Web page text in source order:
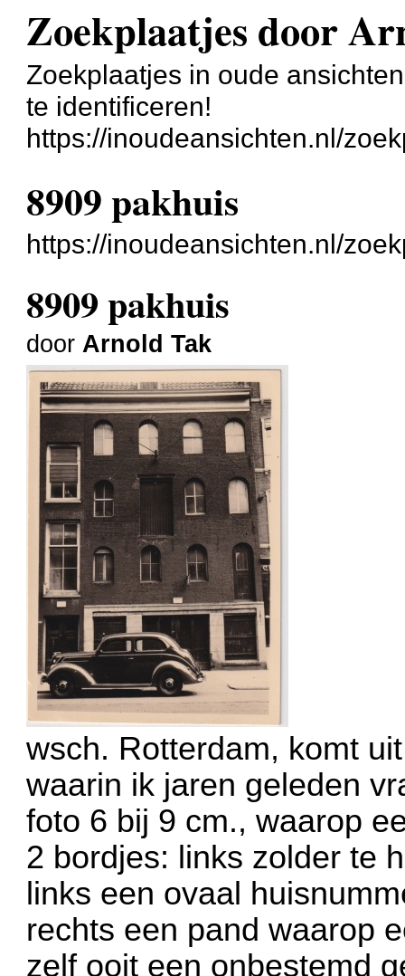
Zoekplaatjes door
Zoekplaatjes in oude
te identificeren!
https://inoudeansichten.nl/
8909 pakhuis
https://inoudeansichten.nl/
8909 pakhuis
door Arnold Tak
wsch. Rotterdam, komt
waarin ik jaren geleden
foto 6 bij 9 cm., waarop
2 bordjes: links zolder te
links een ovaal
rechts een pand waarop
zelf ooit een onbestemd